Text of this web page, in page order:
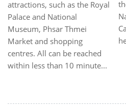
attractions, such as the Royal
Palace and National
Museum, Phsar Thmei
Market and shopping
centres. All can be reached
within less than 10 minute...